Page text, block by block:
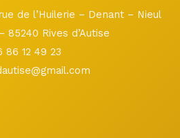
de l’Huilerie – Denant – Nieul
85240 Rives d’Autise
86 12 49 23